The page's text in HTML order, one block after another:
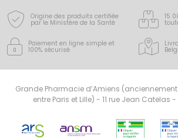
Origine des produits certifiée
par le Ministère de la Santé
15
Paiement en ligne simple et
100% sécurisé
Grande Pharmacie d’Amiens
entre Paris et Lille) - 11 rue Jean Catelas